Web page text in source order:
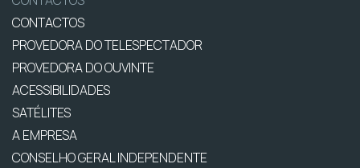
CONTACTOS
PROVEDORA DO TELESPECTADOR
PROVEDORA DO OUVINTE
ACESSIBILIDADES
SATÉLITES
A EMPRESA
CONSELHO GERAL INDEPENDENTE